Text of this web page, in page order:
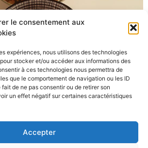
le consentement aux
expériences, nous utilisons des technologies
stocker et/ou accéder aux informations des
à ces technologies nous permettra de
que le comportement de navigation ou les ID
de ne pas consentir ou de retirer son
un effet négatif sur certaines caractéristiques
Accepter
des matins où on ne sait pas trop
est d’autant plus le cas, lorsqu’on suit
En période d’exclusion des aliments
une amélioration des symptômes
faisons place au GRANOLA!!!!